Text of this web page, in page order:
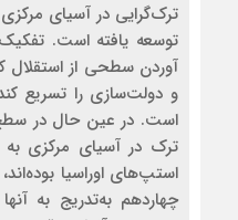
ترک‌گرایی در آسیای
توسعه یافته است.
آوردن سطحی از استقلال
و دولت‌سازی را تسریع
است. در عین حال در
ترک در آسیای مرکزی به
استپ‌های اوراسیا
چهاردهم به‌تدریج به